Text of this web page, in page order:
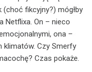
(choć fikcyjny?) mógłby
Netflixa. On – nieco
ona –
klimatów. Czy Smerfy
Czas pokaże.